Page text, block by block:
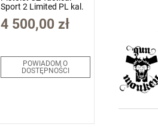
Sport 2 Limited PL kal.
4 500,00 zł
POWIADOM O
DOSTĘPNOŚCI
+